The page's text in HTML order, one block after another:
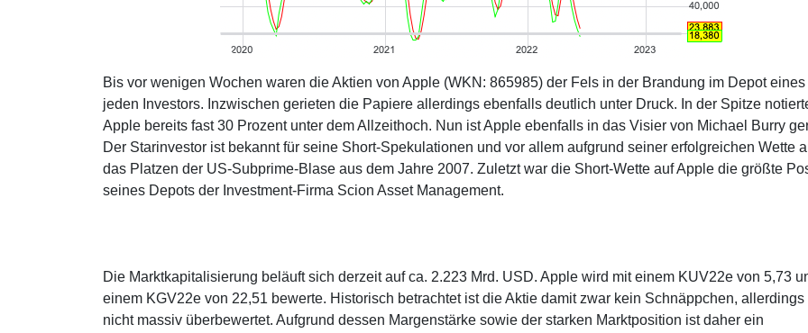
Bis vor wenigen Wochen waren die Aktien von Apple (WKN: 865985) der Fels in der Brandung im Depot eines
jeden Investors. Inzwischen gerieten die Papiere allerdings ebenfalls deutlich unter Druck. In der Spitze
Apple bereits fast 30 Prozent unter dem Allzeithoch. Nun ist Apple ebenfalls in das Visier von Michael Burry
Der Starinvestor ist bekannt für seine Short-Spekulationen und vor allem aufgrund seiner erfolgreichen Wette
das Platzen der US-Subprime-Blase aus dem Jahre 2007. Zuletzt war die Short-Wette auf Apple die größte
seines Depots der Investment-Firma Scion Asset Management.
Die Marktkapitalisierung beläuft sich derzeit auf ca. 2.223 Mrd. USD. Apple wird mit einem KUV22e von 5,73
einem KGV22e von 22,51 bewerte. Historisch betrachtet ist die Aktie damit zwar kein Schnäppchen, allerdings
nicht massiv überbewertet. Aufgrund dessen Margenstärke sowie der starken Marktposition ist daher ein